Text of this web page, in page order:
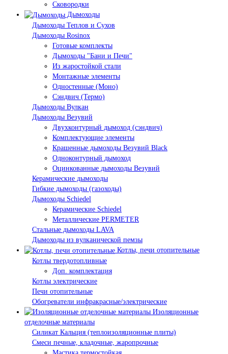
Сковородки
Дымоходы
Дымоходы Теплов и Сухов
Дымоходы Rosinox
Готовые комплекты
Дымоходы "Бани и Печи"
Из жаростойкой стали
Монтажные элементы
Одностенные (Моно)
Сэндвич (Термо)
Дымоходы Вулкан
Дымоходы Везувий
Двухконтурный дымоход (сэндвич)
Комплектующие элементы
Крашенные дымоходы Везувий Black
Одноконтурный дымоход
Оцинкованные дымоходы Везувий
Керамические дымоходы
Гибкие дымоходы (газоходы)
Дымоходы Schiedel
Керамические Schiedel
Металлические PERMETER
Стальные дымоходы LAVA
Дымоходы из вулканической пемзы
Котлы, печи отопительные
Котлы твердотопливные
Доп. комплектация
Котлы электрические
Печи отопительные
Обогреватели инфракрасные/электрические
Изоляционные
отделочные материалы
Силикат Кальция (теплоизоляционные плиты)
Смеси печные, кладочные, жаропрочные